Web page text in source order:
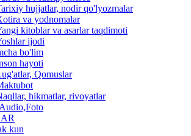
hujjatlar, nodir qo'lyozmalar
va yodnomalar
kitoblar va asarlar taqdimoti
ijodi
bo'lim
hayoti
Qomuslar
hikmatlar, rivoyatlar
kun